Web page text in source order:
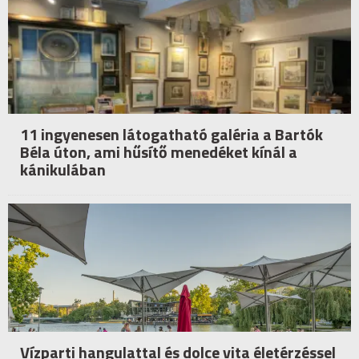
11 ingyenesen látogatható galéria a Bartók
Béla úton, ami hűsítő menedéket kínál a
kánikulában
Vízparti hangulattal és dolce vita életérzéssel